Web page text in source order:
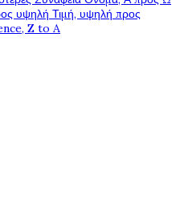
υψηλή Τιμή, υψηλή προς
Z to A